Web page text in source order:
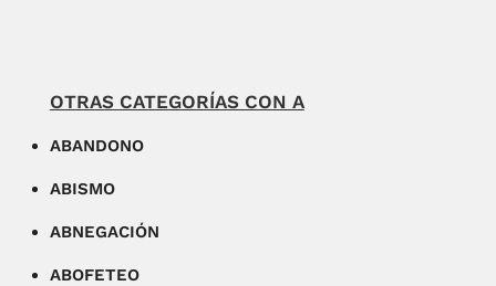
OTRAS CATEGORÍAS CON A
ABANDONO
ABISMO
ABNEGACIÓN
ABOFETEO